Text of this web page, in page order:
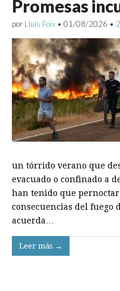
Promesas
por Lluís Foix • 01/08/2026 •
un tórrido verano que
evacuado o confinado a
han tenido que pernoctar
consecuencias del fuego
acuerda…
Leer más →